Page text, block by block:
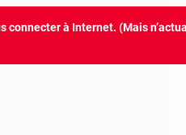
à Internet. (Mais